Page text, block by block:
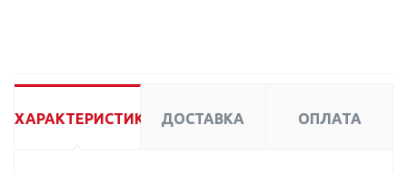
ХАРАКТЕРИСТИКИ ДОСТАВКА ОПЛАТА